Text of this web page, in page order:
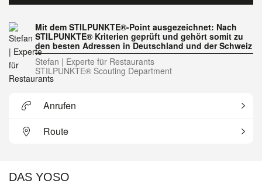
Mit dem STILPUNKTE®-Point ausgezeichnet: Nach
STILPUNKTE® Kriterien geprüft und gehört somit zu
den besten Adressen in Deutschland und der Schweiz
Stefan | Experte für Restaurants
STILPUNKTE® Scouting Department
Anrufen
Route
DAS YOSO